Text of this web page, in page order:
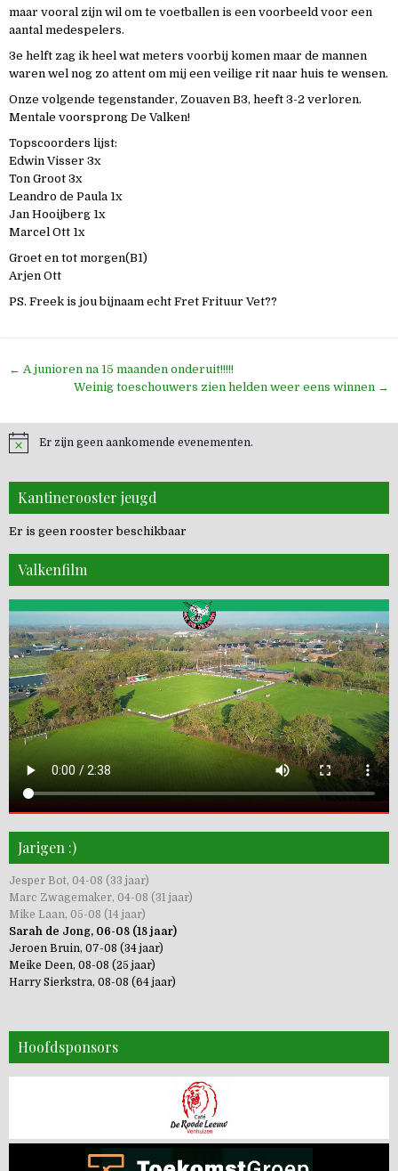
maar vooral zijn wil om te voetballen is een voorbeeld voor een
aantal medespelers.
3e helft zag ik heel wat meters voorbij komen maar de mannen
waren wel nog zo attent om mij een veilige rit naar huis te wensen.
Onze volgende tegenstander, Zouaven B3, heeft 3-2 verloren.
Mentale voorsprong De Valken!
Topscoorders lijst:
Edwin Visser 3x
Ton Groot 3x
Leandro de Paula 1x
Jan Hooijberg 1x
Marcel Ott 1x
Groet en tot morgen(B1)
Arjen Ott
PS. Freek is jou bijnaam echt Fret Frituur Vet??
Bericht
navigatie
← A junioren na 15 maanden onderuit!!!!!
Weinig toeschouwers zien helden weer eens winnen →
Er zijn geen aankomende evenementen.
Kantinerooster jeugd
Er is geen rooster beschikbaar
Valkenfilm
Jarigen :)
Jesper Bot, 04-08 (33 jaar)
Marc Zwagemaker, 04-08 (31 jaar)
Mike Laan, 05-08 (14 jaar)
Sarah de Jong, 06-08 (18 jaar)
Jeroen Bruin, 07-08 (34 jaar)
Meike Deen, 08-08 (25 jaar)
Harry Sierkstra, 08-08 (64 jaar)
Hoofdsponsors